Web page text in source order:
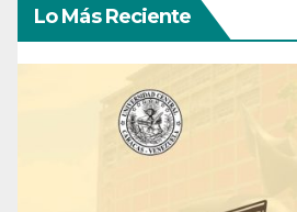
Lo Más Reciente